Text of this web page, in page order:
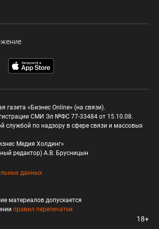
газета «Бизнес Online» (на связи).
СМИ Эл №ФС 77-33484 от 15.10.08.
службой по надзору в сфере связи и массовых
Медия Холдинг»
редактор) А.В. Брусницын
данных
материалов допускается
правил перепечатки
18+